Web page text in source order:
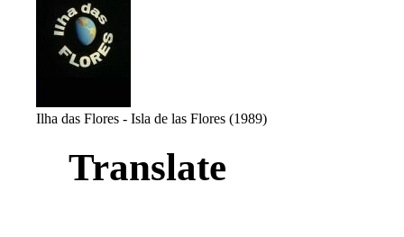
Ilha das Flores - Isla de las Flores (1989)
Translate